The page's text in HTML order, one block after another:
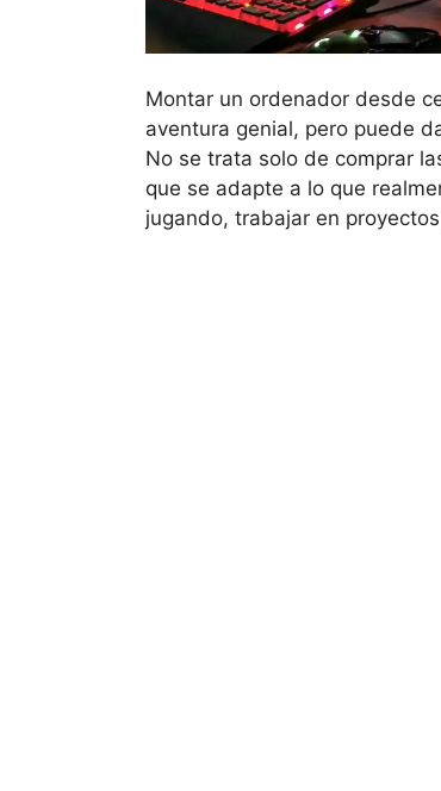
Montar un ordenador desde
aventura genial, pero puede
No se trata solo de comprar
que se adapte a lo que
jugando, trabajar en